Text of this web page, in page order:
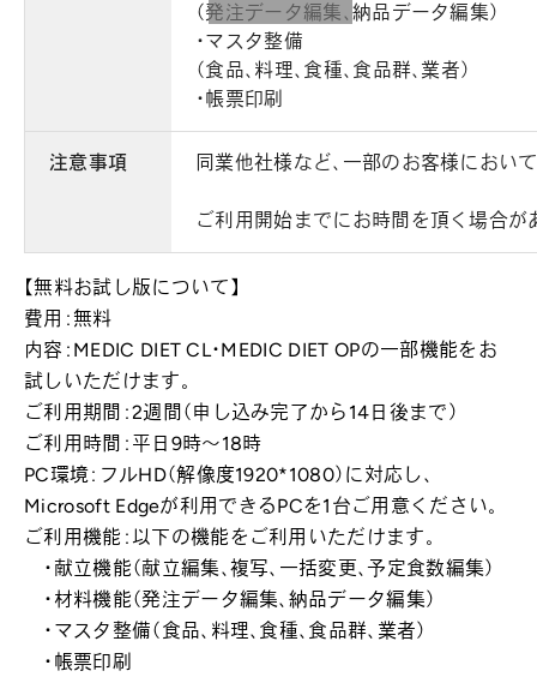
（発注データ編集、納品データ編集）
・マスタ整備
（食品、料理、食種、食品群、業者）
・帳票印刷
注意事項 同業他社様など、一部のお客様におい
ご利用開始までにお時間を頂く場合が
【無料お試し版について】
費用：無料
内容：MEDIC DIET CL・MEDIC DIET OPの一部機能をお
試しいただけます。
ご利用期間：2週間（申し込み完了から14日後まで）
ご利用時間：平日9時～18時
PC環境：フルHD（解像度1920*1080）に対応し、
Microsoft Edgeが利用できるPCを1台ご用意ください。
ご利用機能：以下の機能をご利用いただけます。
・献立機能（献立編集、複写、一括変更、予定食数編集）
・材料機能（発注データ編集、納品データ編集）
・マスタ整備（食品、料理、食種、食品群、業者）
・帳票印刷